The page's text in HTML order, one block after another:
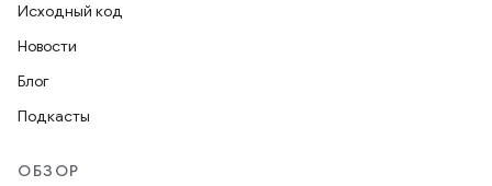
Исходный код
Новости
Блог
Подкасты
ОБЗОР